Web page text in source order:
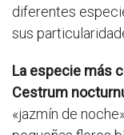
diferentes
sus
La especie más
Cestrum
«jazmín de